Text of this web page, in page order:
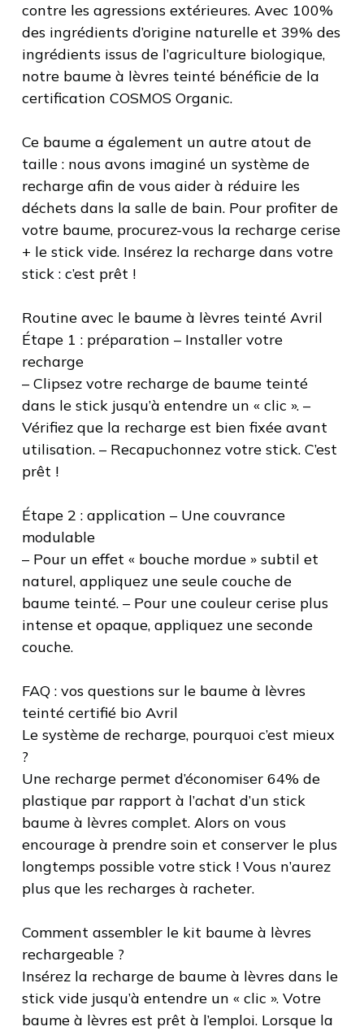
contre les agressions extérieures. Avec 100%
des ingrédients d’origine naturelle et 39% des
ingrédients issus de l’agriculture biologique,
notre baume à lèvres teinté bénéficie de la
certification COSMOS Organic.
Ce baume a également un autre atout de
taille : nous avons imaginé un système de
recharge afin de vous aider à réduire les
déchets dans la salle de bain. Pour profiter de
votre baume, procurez-vous la recharge cerise
+ le stick vide. Insérez la recharge dans votre
stick : c’est prêt !
Routine avec le baume à lèvres teinté Avril
Étape 1 : préparation – Installer votre
recharge
– Clipsez votre recharge de baume teinté
dans le stick jusqu’à entendre un « clic ». –
Vérifiez que la recharge est bien fixée avant
utilisation. – Recapuchonnez votre stick. C’est
prêt !
Étape 2 : application – Une couvrance
modulable
– Pour un effet « bouche mordue » subtil et
naturel, appliquez une seule couche de
baume teinté. – Pour une couleur cerise plus
intense et opaque, appliquez une seconde
couche.
FAQ : vos questions sur le baume à lèvres
teinté certifié bio Avril
Le système de recharge, pourquoi c’est mieux
?
Une recharge permet d’économiser 64% de
plastique par rapport à l’achat d’un stick
baume à lèvres complet. Alors on vous
encourage à prendre soin et conserver le plus
longtemps possible votre stick ! Vous n’aurez
plus que les recharges à racheter.
Comment assembler le kit baume à lèvres
rechargeable ?
Insérez la recharge de baume à lèvres dans le
stick vide jusqu’à entendre un « clic ». Votre
baume à lèvres est prêt à l’emploi. Lorsque la